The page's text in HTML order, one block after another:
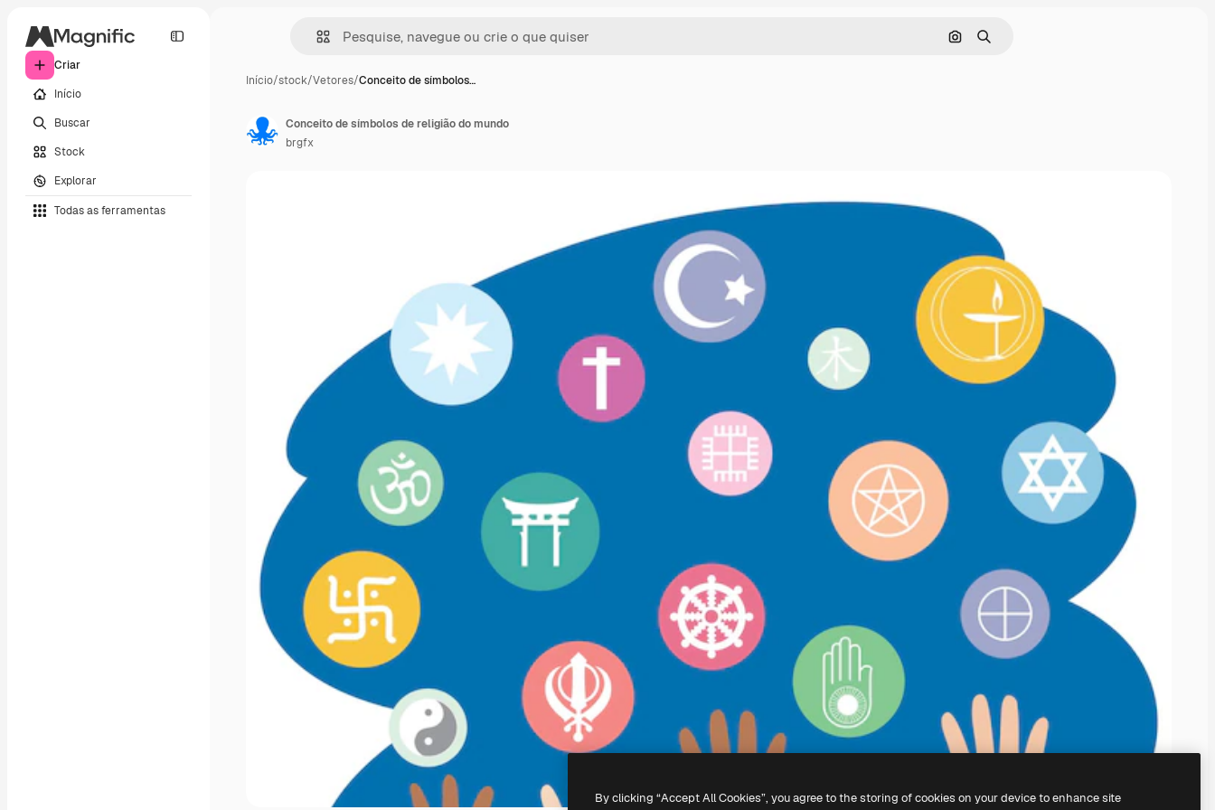
Criar
Início
Buscar
Stock
Explorar
Todas as ferramentas
Pesquisar por imagem
Buscar
Início/stock/Vetores/Conceito de símbolos…
Conceito de símbolos de religião do mundo
brgfx
By clicking “Accept All Cookies”, you agree to the storing of cookies on your device to enhance site